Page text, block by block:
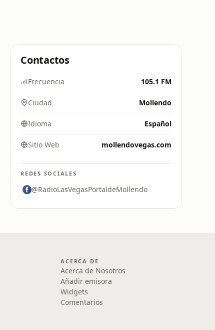
Contactos
Frecuencia 105.1 FM
Ciudad Mollendo
Idioma Español
Sitio Web mollendovegas.com
REDES SOCIALES
@RadioLasVegasPortaldeMollendo
ACERCA DE
Acerca de Nosotros
Añadir emisora
Widgets
Comentarios